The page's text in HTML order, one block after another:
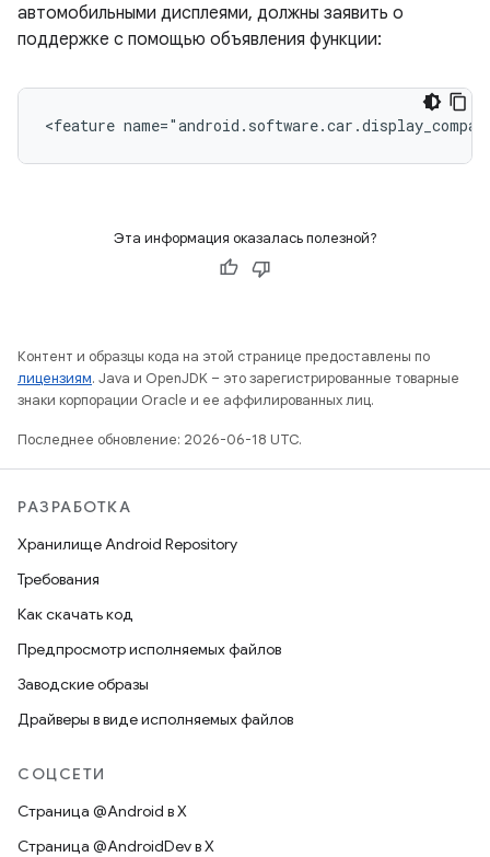
автомобильными дисплеями, должны заявить о
поддержке с помощью объявления функции:
<feature
Эта информация оказалась полезной?
Контент и образцы кода на этой странице предоставлены по
лицензиям. Java и OpenJDK – это зарегистрированные товарные
знаки корпорации Oracle и ее аффилированных лиц.
Последнее обновление: 2026-06-18 UTC.
РАЗРАБОТКА
Хранилище Android Repository
Требования
Как скачать код
Предпросмотр исполняемых файлов
Заводские образы
Драйверы в виде исполняемых файлов
СОЦСЕТИ
Страница @Android в X
Страница @AndroidDev в X